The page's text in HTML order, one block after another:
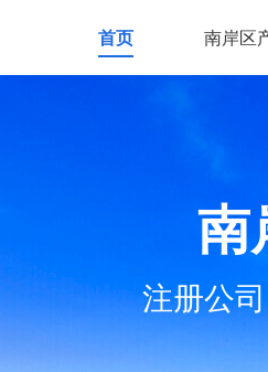
首页 南岸区
南
注册公